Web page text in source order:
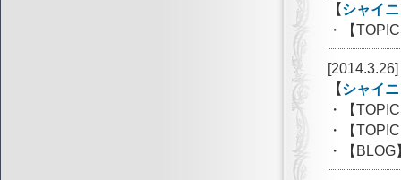
【シャイ
・【
[2014.3.26]
【シャイ
・【
・【
・【